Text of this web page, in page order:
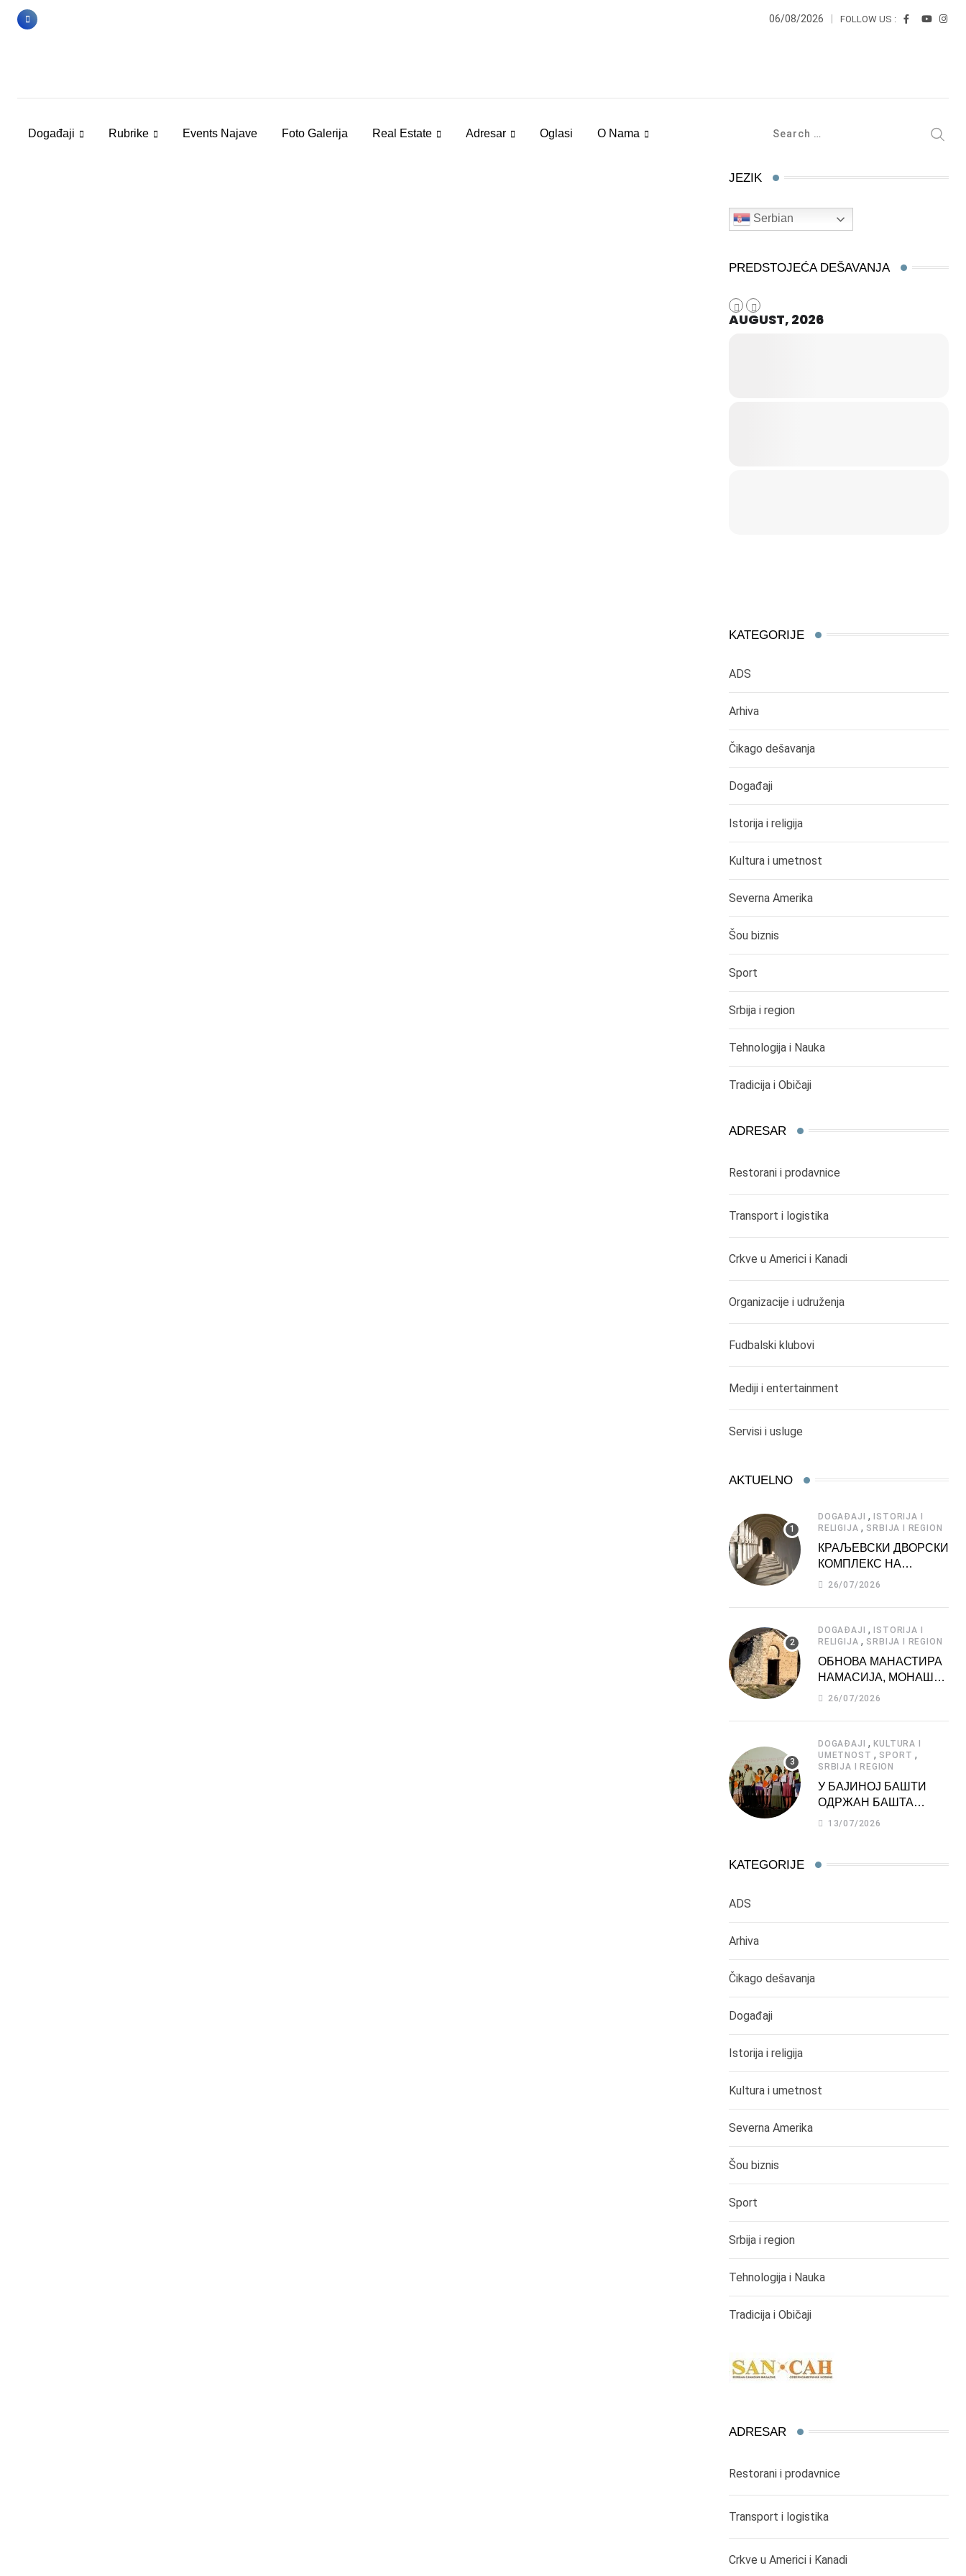
Skip
06/08/2026 FOLLOW US :
Događaji Rubrike Events Najave Foto Galerija Real Estate Adresar Oglasi O Nama
JEZIK
Serbian
PREDSTOJEĆA DEŠAVANJA
AUGUST, 2026
KATEGORIJE
ADS
Arhiva
Čikago dešavanja
Događaji
Istorija i religija
Kultura i umetnost
Severna Amerika
Šou biznis
Sport
Srbija i region
Tehnologija i Nauka
Tradicija i Običaji
ADRESAR
Restorani i prodavnice
Transport i logistika
Crkve u Americi i Kanadi
Organizacije i udruženja
Fudbalski klubovi
Mediji i entertainment
Servisi i usluge
AKTUELNO
DOGAĐAJI ,ISTORIJA I
RELIGIJA , SRBIJA I REGION
КРАЉЕВСКИ ДВОРСКИ
КОМПЛЕКС НА
ДЕДИЊУ –
АТРАКЦИЈА
26/07/2026
DOGAĐAJI ,ISTORIJA I
RELIGIJA , SRBIJA I REGION
ОБНОВА МАНАСТИРА
НАМАСИЈА, МОНАШКЕ
ЗАДУЖБИНЕ
26/07/2026
DOGAĐAJI ,KULTURA I
UMETNOST , SPORT ,
SRBIJA I REGION
У БАЈИНОЈ БАШТИ
ОДРЖАН БАШТА
ФЕСТ 2026
13/07/2026
KATEGORIJE
ADS
Arhiva
Čikago dešavanja
Događaji
Istorija i religija
Kultura i umetnost
Severna Amerika
Šou biznis
Sport
Srbija i region
Tehnologija i Nauka
Tradicija i Običaji
ADRESAR
Restorani i prodavnice
Transport i logistika
Crkve u Americi i Kanadi